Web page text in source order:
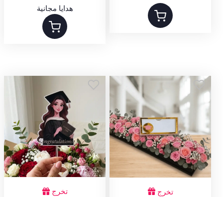
هدايا مجانية
تخرج تخرج